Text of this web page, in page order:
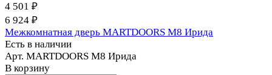
4 501 ₽
6 924 ₽
Межкомнатная дверь MARTDOORS M8 Ирида
Есть в наличии
Арт. MARTDOORS M8 Ирида
В корзину